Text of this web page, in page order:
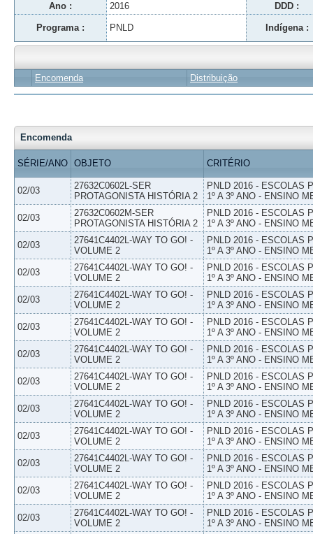
Ano : 2016 DDD :
Programa : PNLD Indígena :
Encomenda Distribuição
Encomenda
SÉRIE/ANO OBJETO CRITÉRIO
02/03
27632C0602L-SER
PROTAGONISTA HISTÓRIA 2
PNLD 2016 - ESCOLAS
1º A 3º ANO - ENSINO
02/03
27632C0602M-SER
PROTAGONISTA HISTÓRIA 2
PNLD 2016 - ESCOLAS
1º A 3º ANO - ENSINO
02/03
27641C4402L-WAY TO GO! -
VOLUME 2
PNLD 2016 - ESCOLAS
1º A 3º ANO - ENSINO
02/03
27641C4402L-WAY TO GO! -
VOLUME 2
PNLD 2016 - ESCOLAS
1º A 3º ANO - ENSINO
02/03
27641C4402L-WAY TO GO! -
VOLUME 2
PNLD 2016 - ESCOLAS
1º A 3º ANO - ENSINO
02/03
27641C4402L-WAY TO GO! -
VOLUME 2
PNLD 2016 - ESCOLAS
1º A 3º ANO - ENSINO
02/03
27641C4402L-WAY TO GO! -
VOLUME 2
PNLD 2016 - ESCOLAS
1º A 3º ANO - ENSINO
02/03
27641C4402L-WAY TO GO! -
VOLUME 2
PNLD 2016 - ESCOLAS
1º A 3º ANO - ENSINO
02/03
27641C4402L-WAY TO GO! -
VOLUME 2
PNLD 2016 - ESCOLAS
1º A 3º ANO - ENSINO
02/03
27641C4402L-WAY TO GO! -
VOLUME 2
PNLD 2016 - ESCOLAS
1º A 3º ANO - ENSINO
02/03
27641C4402L-WAY TO GO! -
VOLUME 2
PNLD 2016 - ESCOLAS
1º A 3º ANO - ENSINO
02/03
27641C4402L-WAY TO GO! -
VOLUME 2
PNLD 2016 - ESCOLAS
1º A 3º ANO - ENSINO
02/03
27641C4402L-WAY TO GO! -
VOLUME 2
PNLD 2016 - ESCOLAS
1º A 3º ANO - ENSINO